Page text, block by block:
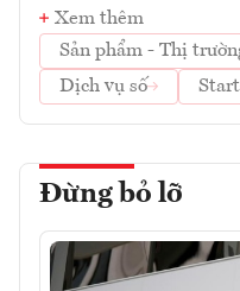
Xem thêm
Sản phẩm - Thị
Dịch vụ số
Đừng bỏ lỡ